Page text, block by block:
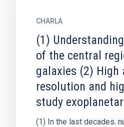
CHARLA
(1)
of the central
galaxies (2) High
resolution and
study
(1) In the last decades,